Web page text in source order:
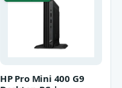
HP Pro Mini 400 G9